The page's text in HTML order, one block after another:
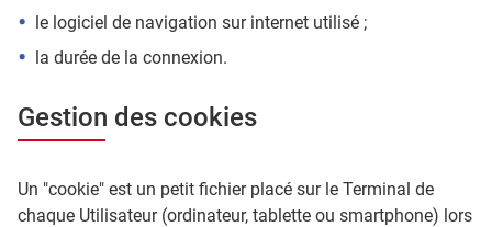
le logiciel de navigation sur internet utilisé ;
la durée de la connexion.
Gestion des cookies
Un "cookie" est un petit fichier placé sur le Terminal de
chaque Utilisateur (ordinateur, tablette ou smartphone) lors